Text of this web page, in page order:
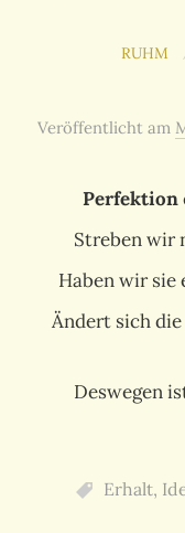
RUHM
Veröffentlicht am
Perfektion
Streben wir
Haben wir sie
Ändert sich
Deswegen
Erhalt,